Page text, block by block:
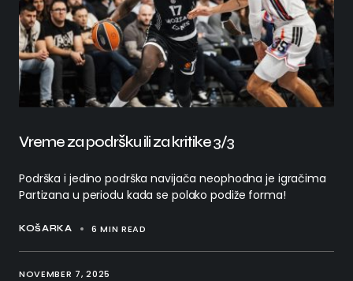
KOŠARKA 6 MIN READ
Vreme za podršku ili za kritike 3/3
Podrška i jedino podrška navijača neophodna je igračima
Partizana u periodu kada se polako podiže forma!
NOVEMBER 7, 2025